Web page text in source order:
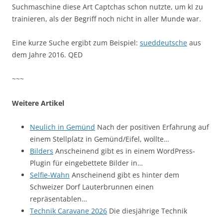
Suchmaschine diese Art Captchas schon nutzte, um kI zu
trainieren, als der Begriff noch nicht in aller Munde war.
Eine kurze Suche ergibt zum Beispiel: sueddeutsche aus
dem Jahre 2016. QED
~~~
Weitere Artikel
Neulich in Gemünd Nach der positiven Erfahrung auf
einem Stellplatz in Gemünd/Eifel, wollte…
Bilders Anscheinend gibt es in einem WordPress-
Plugin für eingebettete Bilder in…
Selfie-Wahn Anscheinend gibt es hinter dem
Schweizer Dorf Lauterbrunnen einen
repräsentablen…
Technik Caravane 2026 Die diesjährige Technik